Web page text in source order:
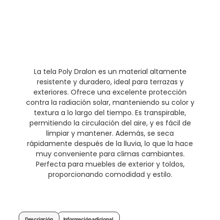
La tela Poly Dralon es un material altamente
resistente y duradero, ideal para terrazas y
exteriores. Ofrece una excelente protección
contra la radiación solar, manteniendo su color y
textura a lo largo del tiempo. Es transpirable,
permitiendo la circulación del aire, y es fácil de
limpiar y mantener. Además, se seca
rápidamente después de la lluvia, lo que la hace
muy conveniente para climas cambiantes.
Perfecta para muebles de exterior y toldos,
proporcionando comodidad y estilo.
Descripción Información adicional